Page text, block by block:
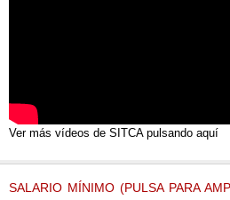
Ver más vídeos de SITCA pulsando aquí
SALARIO MÍNIMO (PULSA PARA